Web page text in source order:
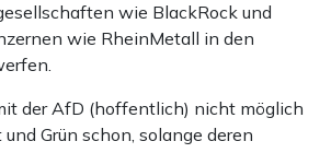
wie BlackRock und
wie RheinMetall in den
der AfD (hoffentlich) nicht möglich
Grün schon, solange deren